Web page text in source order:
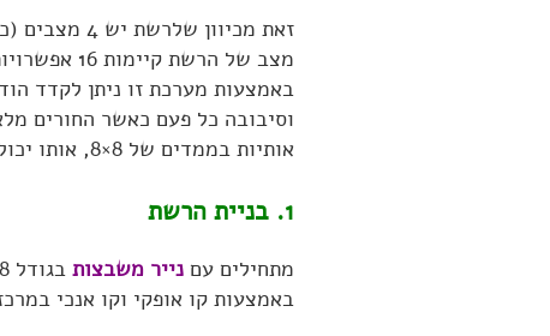
מצב של הרשת קיימות 16 אפשרויות של מיקום החורים.
באמצעות מערכת זו ניתן לקדד
וסיבובה כל פעם כאשר החורים
אותיות בממדים של 8×8, אותו יכול לפענח רק בעל המפתח המתאים.
1. בניית הרשת
מתחילים עם נייר משבצות בגודל 8×8, אותו
באמצעות קו אופקי וקו אנכי